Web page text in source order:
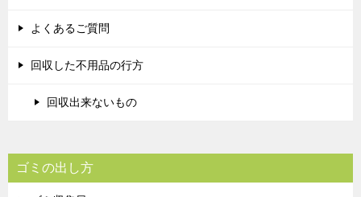
よくあるご質問
回収した不用品の行方
回収出来ないもの
ゴミの出し方